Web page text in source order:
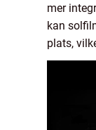
mer
kan
plats,